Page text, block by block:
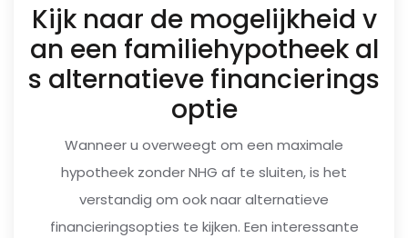
Kijk naar de mogelijkheid v
an een familiehypotheek al
s alternatieve financierings
optie
Wanneer u overweegt om een maximale
hypotheek zonder NHG af te sluiten, is het
verstandig om ook naar alternatieve
financieringsopties te kijken. Een interessante